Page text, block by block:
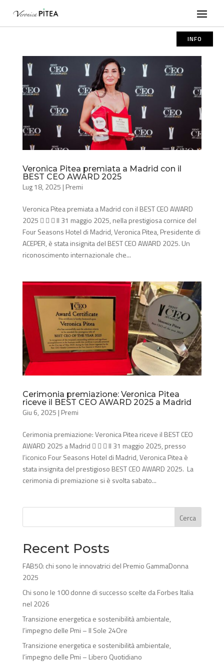
INFO
Veronica Pitea premiata a Madrid con il
BEST CEO AWARD 2025
Lug 18, 2025 | Premi
Veronica Pitea premiata a Madrid con il BEST CEO AWARD
2025    Il 31 maggio 2025, nella prestigiosa cornice del
Four Seasons Hotel di Madrid, Veronica Pitea, Presidente di
ACEPER, è stata insignita del BEST CEO AWARD 2025. Un
riconoscimento internazionale che...
Cerimonia premiazione: Veronica Pitea
riceve il BEST CEO AWARD 2025 a Madrid
Giu 6, 2025 | Premi
Cerimonia premiazione: Veronica Pitea riceve il BEST CEO
AWARD 2025 a Madrid    Il 31 maggio 2025, presso
l’iconico Four Seasons Hotel di Madrid, Veronica Pitea è
stata insignita del prestigioso BEST CEO AWARD 2025. La
cerimonia di premiazione si è svolta sabato...
Cerca
Recent Posts
FAB50: chi sono le innovatrici del Premio GammaDonna
2025
Chi sono le 100 donne di successo scelte da Forbes Italia
nel 2026
Transizione energetica e sostenibilità ambientale,
l’impegno delle Pmi – Il Sole 24Ore
Transizione energetica e sostenibilità ambientale,
l’impegno delle Pmi – Libero Quotidiano